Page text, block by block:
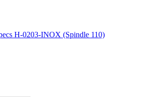
H-0203-INOX (Spindle 110)